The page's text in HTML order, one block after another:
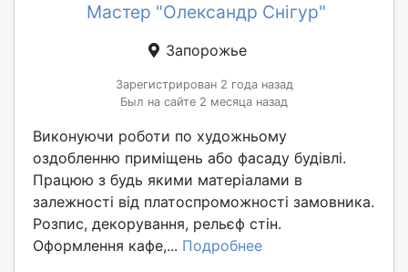
Мастер "Олександр Снігур"
Запорожье
Зарегистрирован 2 года назад
Был на сайте 2 месяца назад
Виконуючи роботи по художньому
оздобленню приміщень або фасаду будівлі.
Працюю з будь якими матеріалами в
залежності від платоспроможності замовника.
Розпис, декорування, рельєф стін.
Оформлення кафе,... Подробнее